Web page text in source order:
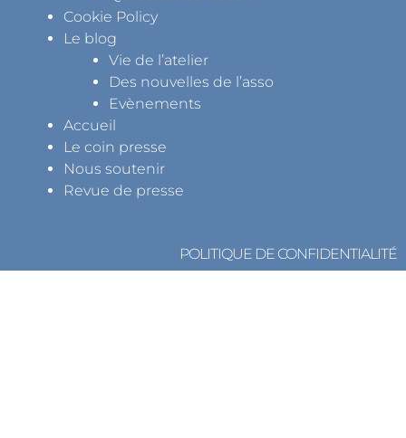
Cookie Policy
Le blog
Vie de l’atelier
Des nouvelles de l’asso
Evènements
Accueil
Le coin presse
Nous soutenir
Revue de presse
POLITIQUE DE CONFIDENTIALITÉ